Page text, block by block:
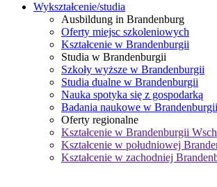
Wykształcenie/studia
Ausbildung in Brandenburg
Oferty miejsc szkoleniowych
Kształcenie w Brandenburgii
Studia w Brandenburgii
Szkoły wyższe w Brandenburgii
Studia dualne w Brandenburgii
Nauka spotyka się z gospodarką
Badania naukowe w Brandenburgii
Oferty regionalne
Kształcenie w Brandenburgii
Kształcenie w południowej
Kształcenie w zachodniej